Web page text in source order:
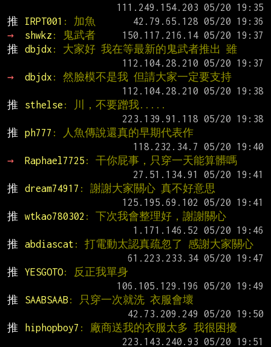
推
IRPT001 : 加魚
→
shwkz : 鬼武者
推
dbjdx : 大家好 我在等最新的鬼武者推出 雖
→
dbjdx : 然臉模不是我 但請大家一定要支持
推
sthelse : 川，不要蹭我.....
推
ph777 : 人魚傳說還真的早期代表作
→
Raphael7725 : 干你屁事，只穿一天能算髒嗎
推
dream74917 : 謝謝大家關心 真不好意思
推
wtkao780302 : 下次我會整理好，謝謝關心
推
abdiascat : 打電動太認真疏忽了 感謝大家關心
推
YESGOTO: 反正我單身
推
SAABSAAB : 只穿一次就洗 衣服會壞
推
hiphopboy7 : 廠商送我的衣服太多 我很困擾